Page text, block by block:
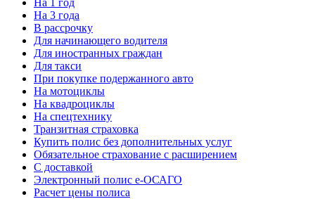
На 3 года
В рассрочку
Для начинающего водителя
Для иностранных граждан
Для такси
При покупке подержанного авто
На мотоциклы
На квадроциклы
На спецтехнику
Транзитная страховка
Купить полис без дополнительных услуг
Обязательное страхование с расширением
С доставкой
Электронный полис е-ОСАГО
Расчет цены полиса